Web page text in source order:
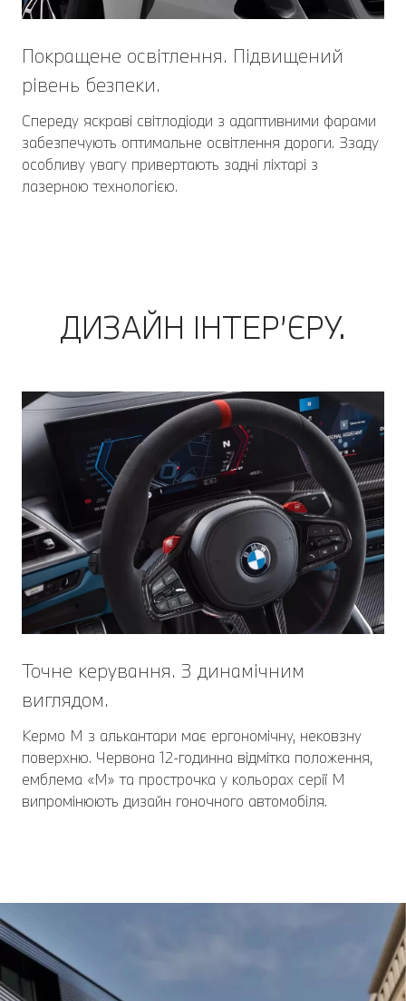
Покращене освітлення. Підвищений
рівень безпеки.
Спереду яскраві світлодіоди з адаптивними фарами
забезпечують оптимальне освітлення дороги. Ззаду
особливу увагу привертають задні ліхтарі з
лазерною технологією.
ДИЗАЙН ІНТЕР’ЄРУ.
Точне керування. З динамічним
виглядом.
Кермо М з алькантари має ергономічну, нековзну
поверхню. Червона 12-годинна відмітка положення,
емблема «M» та прострочка у кольорах серії М
випромінюють дизайн гоночного автомобіля.